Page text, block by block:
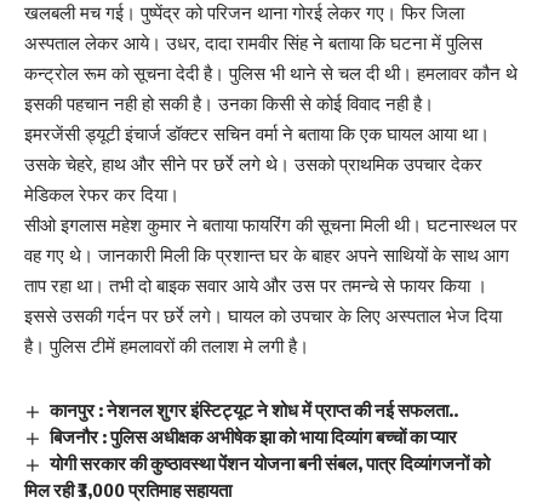
खलबली मच गई। पुष्पेंद्र को परिजन थाना गोरई लेकर गए। फिर जिला
अस्पताल लेकर आये। उधर, दादा रामवीर सिंह ने बताया कि घटना में पुलिस
कन्ट्रोल रूम को सूचना देदी है। पुलिस भी थाने से चल दी थी। हमलावर कौन थे
इसकी पहचान नही हो सकी है। उनका किसी से कोई विवाद नही है।
इमरजेंसी ड्यूटी इंचार्ज डॉक्टर सचिन वर्मा ने बताया कि एक घायल आया था।
उसके चेहरे, हाथ और सीने पर छर्रे लगे थे। उसको प्राथमिक उपचार देकर
मेडिकल रेफर कर दिया।
सीओ इगलास महेश कुमार ने बताया फायरिंग की सूचना मिली थी। घटनास्थल पर
वह गए थे। जानकारी मिली कि प्रशान्त घर के बाहर अपने साथियों के साथ आग
ताप रहा था। तभी दो बाइक सवार आये और उस पर तमन्चे से फायर किया ।
इससे उसकी गर्दन पर छर्रे लगे। घायल को उपचार के लिए अस्पताल भेज दिया
है। पुलिस टीमें हमलावरों की तलाश मे लगी है।
कानपुर : नेशनल शुगर इंस्टिट्यूट ने शोध में प्राप्त की नई सफलता..
बिजनौर : पुलिस अधीक्षक अभीषेक झा को भाया दिव्यांग बच्चों का प्यार
योगी सरकार की कुष्ठावस्था पेंशन योजना बनी संबल, पात्र दिव्यांगजनों को
मिल रही ₹3,000 प्रतिमाह सहायता